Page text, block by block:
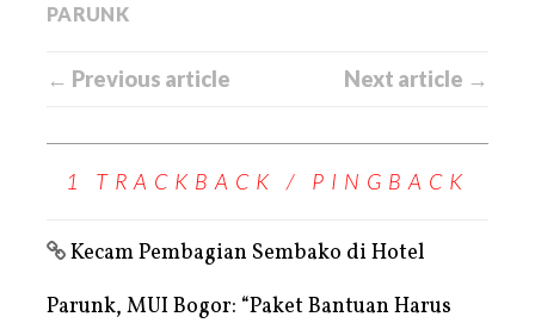
PARUNK
← Previous article Next article →
1 TRACKBACK / PINGBACK
Kecam Pembagian Sembako di Hotel
Parunk, MUI Bogor: “Paket Bantuan Harus